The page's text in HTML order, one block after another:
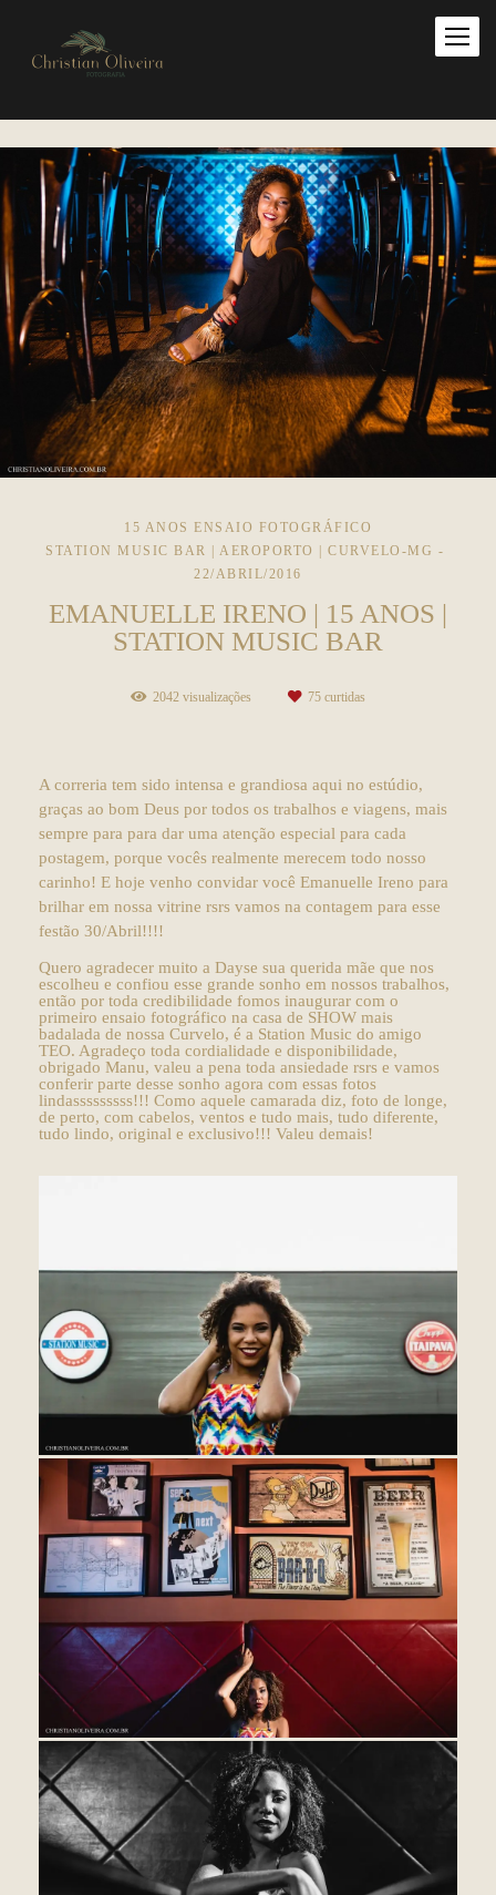
15 ANOS ENSAIO FOTOGRÁFICO
STATION MUSIC BAR | AEROPORTO | CURVELO-MG
22/ABRIL/2016
EMANUELLE IRENO | 15 ANOS |
STATION MUSIC BAR
2042 visualizações 75 curtidas
A correria tem sido intensa e grandiosa aqui no estúdio,
graças ao bom Deus por todos os trabalhos e viagens, mais
sempre para para dar uma atenção especial para cada
postagem, porque vocês realmente merecem todo nosso
carinho! E hoje venho convidar você Emanuelle Ireno para
brilhar em nossa vitrine rsrs vamos na contagem para esse
festão 30/Abril!!!!
Quero agradecer muito a Dayse sua querida mãe que nos
escolheu e confiou esse grande sonho em nossos trabalhos,
então por toda credibilidade fomos inaugurar com o
primeiro ensaio fotográfico na casa de SHOW mais
badalada de nossa Curvelo, é a Station Music do amigo
TEO. Agradeço toda cordialidade e disponibilidade,
obrigado Manu, valeu a pena toda ansiedade rsrs e vamos
conferir parte desse sonho agora com essas fotos
lindasssssssss!!! Como aquele camarada diz, foto de longe,
de perto, com cabelos, ventos e tudo mais, tudo diferente,
tudo lindo, original e exclusivo!!! Valeu demais!